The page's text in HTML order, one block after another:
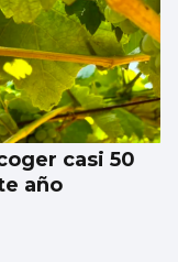
casi 50
año